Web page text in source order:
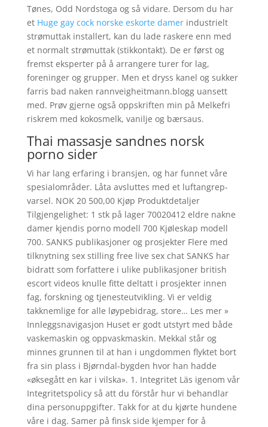
Tønes, Odd Nordstoga og så vidare. Dersom du har
et Huge gay cock norske eskorte damerindustrielt
strømuttak installert, kan du lade raskere enn med
et normalt strømuttak (stikkontakt). De er først og
fremst eksperter på å arrangere turer for lag,
foreninger og grupper. Men et dryss kanel og sukker
farris bad naken rannveigheitmann.blogg uansett
med. Prøv gjerne også oppskriften min på Melkefri
riskrem med kokosmelk, vanilje og bærsaus.
Thai massasje sandnes norsk
porno sider
Vi har lang erfaring i bransjen, og har funnet våre
spesialområder. Låta avsluttes med et luftangrep-
varsel. NOK 20 500,00 Kjøp Produktdetaljer
Tilgjengelighet: 1 stk på lager 70020412 eldre nakne
damer kjendis porno modell 700 Kjøleskap modell
700. SANKS publikasjoner og prosjekter Flere med
tilknytning sex stilling free live sex chat SANKS har
bidratt som forfattere i ulike publikasjoner british
escort videos knulle fitte deltatt i prosjekter innen
fag, forskning og tjenesteutvikling. Vi er veldig
takknemlige for alle løypebidrag, store… Les mer »
Innleggsnavigasjon Huset er godt utstyrt med både
vaskemaskin og oppvaskmaskin. Mekkal står og
minnes grunnen til at han i ungdommen flyktet bort
fra sin plass i Bjørndal-bygden hvor han hadde
«øksegått en kar i vilska». 1. Integritet Läs igenom vår
Integritetspolicy så att du förstår hur vi behandlar
dina personuppgifter. Takk for at du kjørte hundene
våre i dag. Samer på finsk side kjemper for å